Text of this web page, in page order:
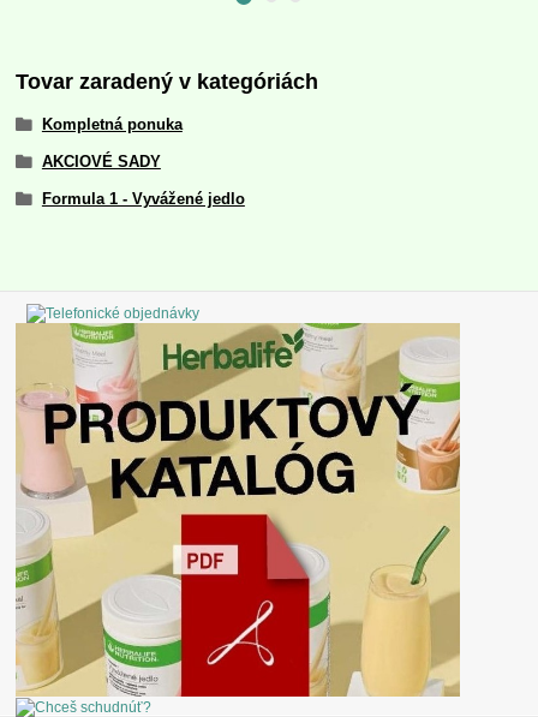
Tovar zaradený v kategóriách
Kompletná ponuka
AKCIOVÉ SADY
Formula 1 - Vyvážené jedlo